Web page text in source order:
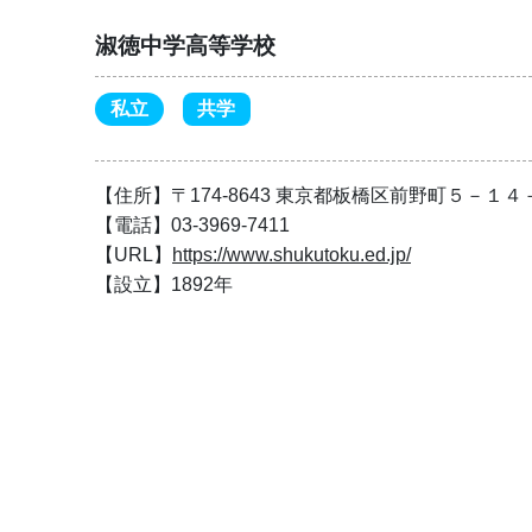
淑徳中学高等学校
私立 共学
【住所】〒174-8643 東京都板橋区前野町５－１４
【電話】03-3969-7411
【URL】
https://www.shukutoku.ed.jp/
【設立】1892年